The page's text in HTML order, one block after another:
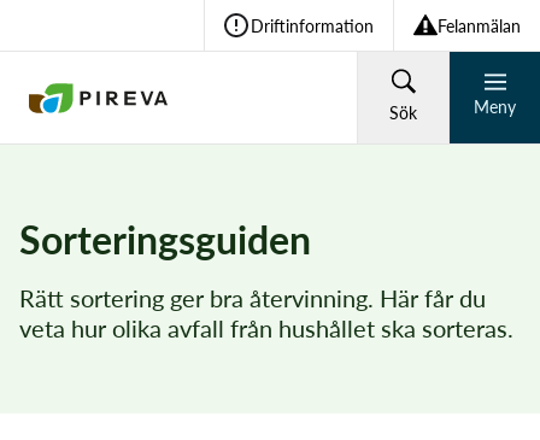
Driftinformation Felanmälan
Sök Meny
Vad söker du?
Sorteringsguiden
Rätt sortering ger bra återvinning. Här får du
veta hur olika avfall från hushållet ska sorteras.